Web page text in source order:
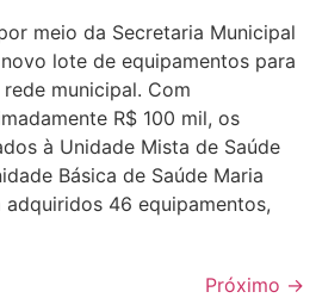
meio da Secretaria Municipal
lote de equipamentos para
municipal. Com
R$ 100 mil, os
à Unidade Mista de Saúde
Básica de Saúde Maria
adquiridos 46 equipamentos,
Próximo →